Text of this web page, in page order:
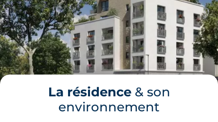
La résidence& son
environnement